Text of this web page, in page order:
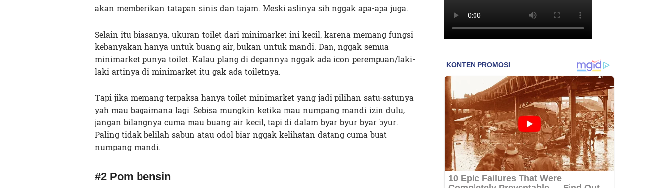
akan memberikan tatapan sinis dan tajam. Meski aslinya sih nggak apa-apa juga.
Selain itu biasanya, ukuran toilet dari minimarket ini kecil, karena memang fungsi
kebanyakan hanya untuk buang air, bukan untuk mandi. Dan, nggak semua
minimarket punya toilet. Kalau plang di depannya nggak ada icon perempuan/laki-
laki artinya di minimarket itu gak ada toiletnya.
Tapi jika memang terpaksa hanya toilet minimarket yang jadi pilihan satu-satunya
yah mau bagaimana lagi. Sebisa mungkin ketika mau numpang mandi izin dulu,
jangan bilangnya cuma mau buang air kecil, tapi di dalam byar byur byar byur.
Paling tidak belilah sabun atau odol biar nggak kelihatan datang cuma buat
numpang mandi.
#2 Pom bensin